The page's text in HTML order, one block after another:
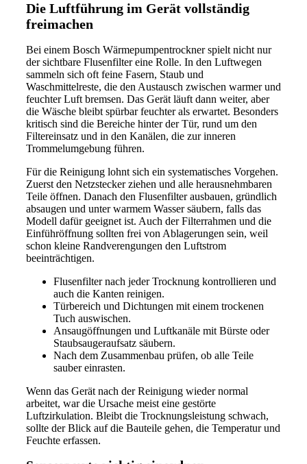
Die Luftführung im Gerät vollständig
freimachen
Bei einem Bosch Wärmepumpentrockner spielt nicht nur
der sichtbare Flusenfilter eine Rolle. In den Luftwegen
sammeln sich oft feine Fasern, Staub und
Waschmittelreste, die den Austausch zwischen warmer und
feuchter Luft bremsen. Das Gerät läuft dann weiter, aber
die Wäsche bleibt spürbar feuchter als erwartet. Besonders
kritisch sind die Bereiche hinter der Tür, rund um den
Filtereinsatz und in den Kanälen, die zur inneren
Trommelumgebung führen.
Für die Reinigung lohnt sich ein systematisches Vorgehen.
Zuerst den Netzstecker ziehen und alle herausnehmbaren
Teile öffnen. Danach den Flusenfilter ausbauen, gründlich
absaugen und unter warmem Wasser säubern, falls das
Modell dafür geeignet ist. Auch der Filterrahmen und die
Einführöffnung sollten frei von Ablagerungen sein, weil
schon kleine Randverengungen den Luftstrom
beeinträchtigen.
Flusenfilter nach jeder Trocknung kontrollieren und
auch die Kanten reinigen.
Türbereich und Dichtungen mit einem trockenen
Tuch auswischen.
Ansaugöffnungen und Luftkanäle mit Bürste oder
Staubsaugeraufsatz säubern.
Nach dem Zusammenbau prüfen, ob alle Teile
sauber einrasten.
Wenn das Gerät nach der Reinigung wieder normal
arbeitet, war die Ursache meist eine gestörte
Luftzirkulation. Bleibt die Trocknungsleistung schwach,
sollte der Blick auf die Bauteile gehen, die Temperatur und
Feuchte erfassen.